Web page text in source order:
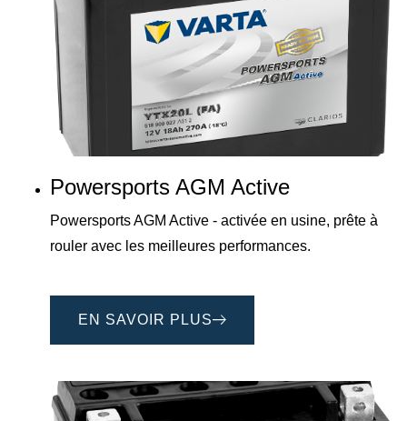
Powersports AGM Active
Powersports AGM Active - activée en usine, prête à
rouler avec les meilleures performances.
EN SAVOIR PLUS